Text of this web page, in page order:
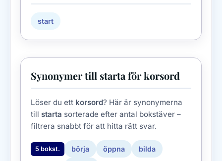
start
Synonymer till starta för korsord
Löser du ett korsord? Här är synonymerna
till starta sorterade efter antal bokstäver –
filtrera snabbt för att hitta rätt svar.
5 bokst. börja öppna bilda